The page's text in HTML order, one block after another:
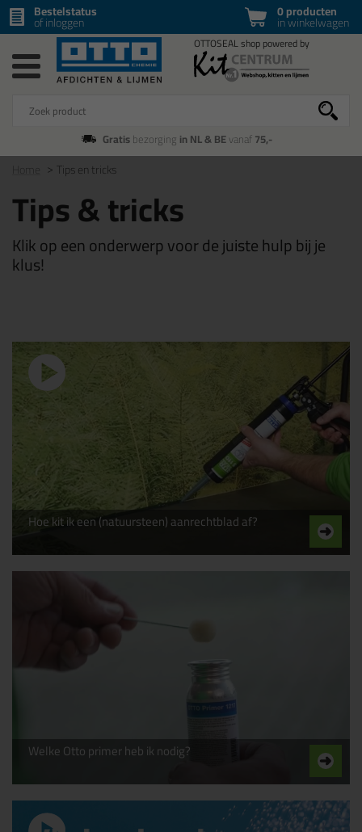
0 producten
in winkelwagen
Bestelstatus
of inloggen
Gratisbezorging in NL & BEvanaf75,-
Tips en tricks
Tips & tricks
Klik op een onderwerp voor de juiste hulp bij je
klus!
Hoe kit ik een (natuursteen) aanrechtblad af?
Welke Otto primer heb ik nodig?